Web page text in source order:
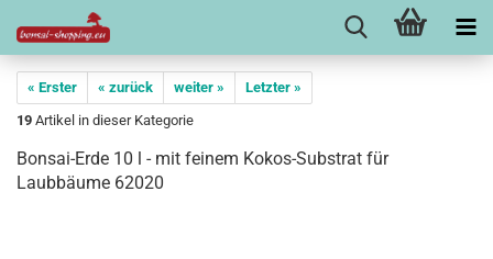
« Erster « zurück weiter »
Letzter »
19 Artikel in dieser Kategorie
Bonsai-Erde 10 l - mit feinem Kokos-Substrat für
Laubbäume 62020